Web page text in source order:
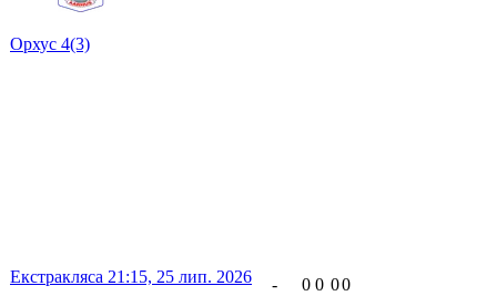
Орхус 4(3)
Екстракляса 21:15, 25 лип. 2026 - 0 0 00